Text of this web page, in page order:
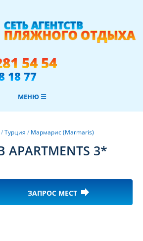
54 54
18 77
МЕНЮ ☰
/Турция / Мармарис (Marmaris)
APARTMENTS 3*
ЗАПРОС МЕСТ forward